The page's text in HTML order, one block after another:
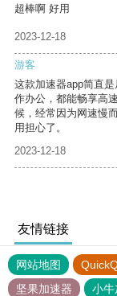
超棒啊 好用
2023-12-18
游客
这款加速器app简直
作办公，都能畅享高
候，经常因为网速慢
用担心了。
2023-12-18
友情链接
网站地图
坚果加速器
小牛